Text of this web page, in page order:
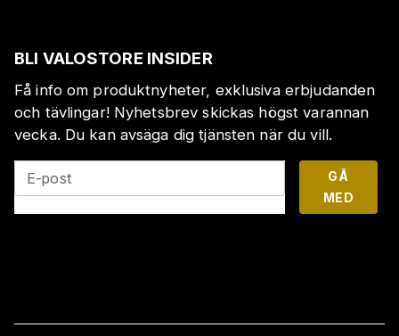
BLI VALOSTORE INSIDER
Få info om produktnyheter, exklusiva erbjudanden
och tävlingar! Nyhetsbrev skickas högst varannan
vecka. Du kan avsäga dig tjänsten när du vill.
E-post
GÅ
MED